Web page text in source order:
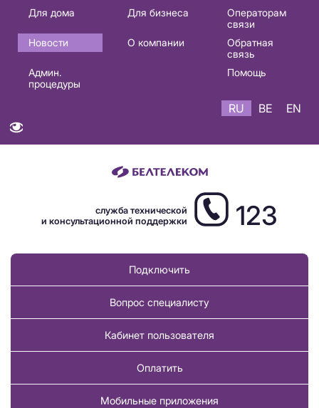
Основная
навигация
RU
Для дома Для бизнеса
Операторам
связи
Новости
О компании
Обратная
связь
Админ.
процедуры
Помощь
RU BE EN
служба технической
и консультационной поддержки
123
Подключить
Вопрос специалисту
Кабинет пользователя
Оплатить
Мобильные приложения